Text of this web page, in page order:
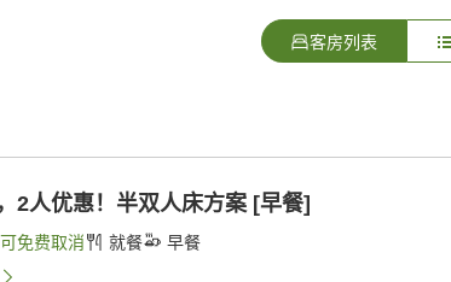
客房列表
2人优惠！半双人床方案 [早餐]
免费取消 就餐 早餐